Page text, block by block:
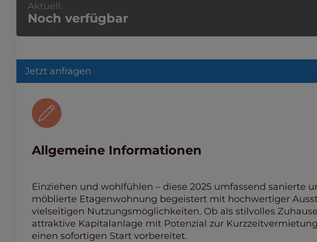
Aktuell:
Noch verfügbar
Jetzt anfragen
Allgemeine Informationen
Einziehen und wohlfühlen – diese 2025 umfassend sanierte
möblierte Etagenwohnung begeistert mit hochwertiger
vielseitigen Nutzungsmöglichkeiten. Ob als stilvolles
attraktive Kapitalanlage mit Potenzial zur
einen sofortigen Start vorbereitet.